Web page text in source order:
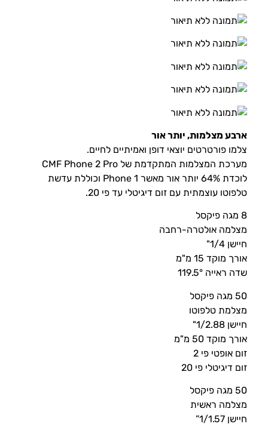
ארבע מצלמות, יותר אור
צלמו פורטרטים יוצאי דופן ואמיתיים לחיים.
מערכת המצלמות המתקדמת של CMF Phone 2 Pro
לוכדת 64% יותר אור מאשר Phone 1 וכוללת עדשת
טלפוטו עוצמתית עם זום דיגיטלי עד פי 20.
8 מגה פיקסל
מצלמה אולטרה-רחבה
חיישן 1/4"
אורך מוקד 15 מ"מ
שדה ראייה 119.5°
50 מגה פיקסל
מצלמת טלפוטו
חיישן 1/2.88"
אורך מוקד 50 מ"מ
זום אופטי פי 2
זום דיגיטלי פי 20
50 מגה פיקסל
מצלמה ראשית
חיישן 1/1.57”